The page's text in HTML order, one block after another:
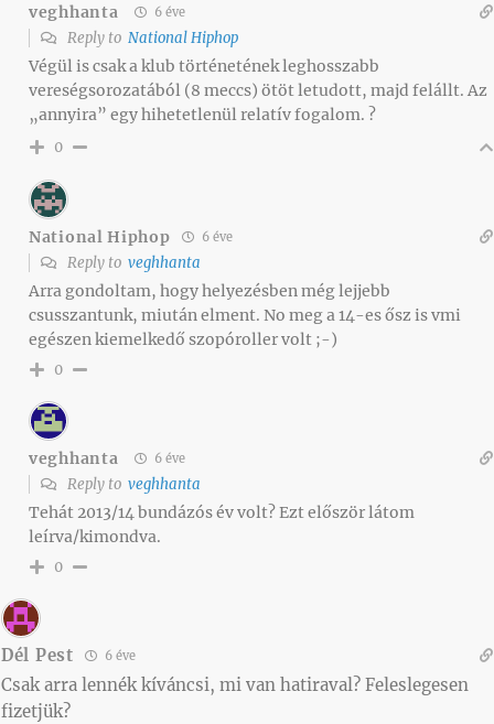
veghhanta 6 éve
Reply to National Hiphop
Végül is csak a klub történetének leghosszabb
vereségsorozatából (8 meccs) ötöt letudott, majd felállt. Az
„annyira” egy hihetetlenül relatív fogalom. ?
0
National Hiphop 6 éve
Reply to veghhanta
Arra gondoltam, hogy helyezésben még lejjebb
csusszantunk, miután elment. No meg a 14-es ősz is vmi
egészen kiemelkedő szopóroller volt ;-)
0
veghhanta 6 éve
Reply to veghhanta
Tehát 2013/14 bundázós év volt? Ezt először látom
leírva/kimondva.
0
Dél Pest 6 éve
Csak arra lennék kíváncsi, mi van hatiraval? Feleslegesen
fizetjük?